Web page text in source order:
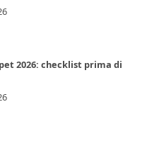
2026: checklist prima di